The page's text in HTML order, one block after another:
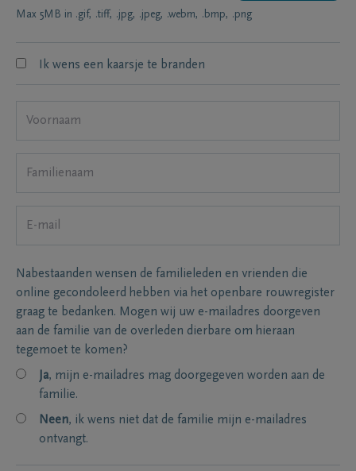
Max 5MB in .gif, .tiff, .jpg, .jpeg, .webm, .bmp, .png
Ik wens een kaarsje te branden
Nabestaanden wensen de familieleden en vrienden die
online gecondoleerd hebben via het openbare rouwregister
graag te bedanken. Mogen wij uw e-mailadres doorgeven
aan de familie van de overleden dierbare om hieraan
tegemoet te komen?
Ja, mijn e-mailadres mag doorgegeven worden aan de
familie.
Neen, ik wens niet dat de familie mijn e-mailadres
ontvangt.